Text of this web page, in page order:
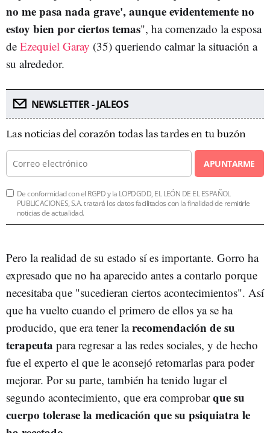
no me pasa nada grave', aunque evidentemente no
estoy bien por ciertos temas", ha comenzado la esposa
de Ezequiel Garay (35) queriendo calmar la situación a
su alrededor.
NEWSLETTER - JALEOS
Las noticias del corazón todas las tardes en tu buzón
APUNTARME
De conformidad con el RGPD y la LOPDGDD, EL LEÓN DE EL ESPAÑOL
PUBLICACIONES, S.A. tratará los datos facilitados con la finalidad de remitirle
noticias de actualidad.
Pero la realidad de su estado sí es importante. Gorro ha
expresado que no ha aparecido antes a contarlo porque
necesitaba que "sucedieran ciertos acontecimientos". Así
que ha vuelto cuando el primero de ellos ya se ha
producido, que era tener larecomendación de su
terapeuta para regresar a las redes sociales, y de hecho
fue el experto el que le aconsejó retomarlas para poder
mejorar. Por su parte, también ha tenido lugar el
segundo acontecimiento, que era comprobarque su
cuerpo tolerase la medicación que su psiquiatra le